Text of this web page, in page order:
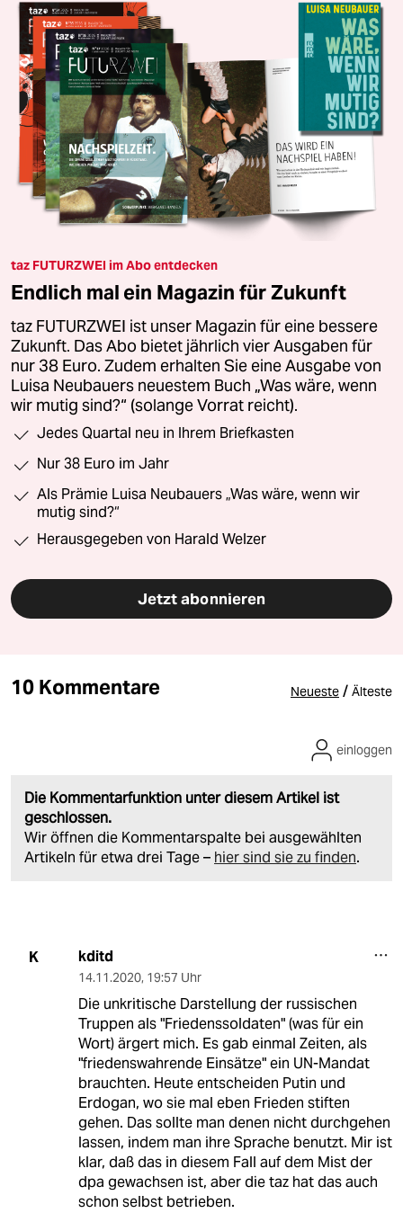
taz FUTURZWEI im Abo entdecken
Endlich mal ein Magazin für Zukunft
taz FUTURZWEI ist unser Magazin für eine bessere
Zukunft. Das Abo bietet jährlich vier Ausgaben für
nur 38 Euro. Zudem erhalten Sie eine Ausgabe von
Luisa Neubauers neuestem Buch „Was wäre, wenn
wir mutig sind?“ (solange Vorrat reicht).
Jedes Quartal neu in Ihrem Briefkasten
Nur 38 Euro im Jahr
Als Prämie Luisa Neubauers „Was wäre, wenn wir
mutig sind?“
Herausgegeben von Harald Welzer
Jetzt abonnieren
10 Kommentare Neueste / Älteste
Die Kommentarfunktion unter diesem Artikel ist
geschlossen.
Wir öffnen die Kommentarspalte bei ausgewählten
Artikeln für etwa drei Tage – hier sind sie zu finden.
einloggen
K kditd
14.11.2020, 19:57 Uhr
Die unkritische Darstellung der russischen
Truppen als "Friedenssoldaten" (was für ein
Wort) ärgert mich. Es gab einmal Zeiten, als
"friedenswahrende Einsätze" ein UN-Mandat
brauchten. Heute entscheiden Putin und
Erdogan, wo sie mal eben Frieden stiften
gehen. Das sollte man denen nicht durchgehen
lassen, indem man ihre Sprache benutzt. Mir ist
klar, daß das in diesem Fall auf dem Mist der
dpa gewachsen ist, aber die taz hat das auch
schon selbst betrieben.